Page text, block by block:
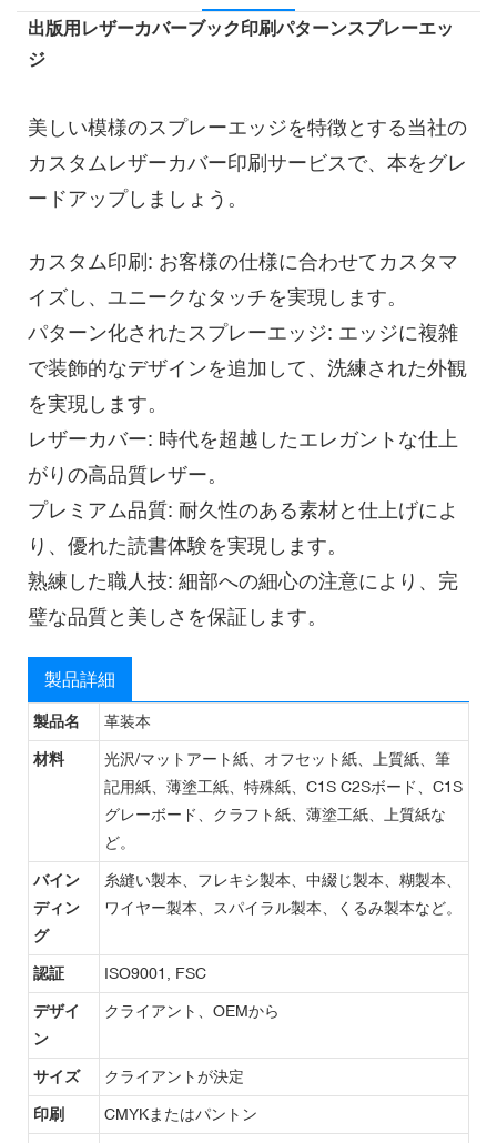
出版用レザーカバーブック印刷パターンスプレーエッ
ジ
美しい模様のスプレーエッジを特徴とする当社の
カスタムレザーカバー印刷サービスで、本をグレ
ードアップしましょう。
カスタム印刷: お客様の仕様に合わせてカスタマ
イズし、ユニークなタッチを実現します。
パターン化されたスプレーエッジ: エッジに複雑
で装飾的なデザインを追加して、洗練された外観
を実現します。
レザーカバー: 時代を超越したエレガントな仕上
がりの高品質レザー。
プレミアム品質: 耐久性のある素材と仕上げによ
り、優れた読書体験を実現します。
熟練した職人技: 細部への細心の注意により、完
璧な品質と美しさを保証します。
製品詳細
製品名 革装本
材料
光沢/マットアート紙、オフセット紙、上質紙、筆
記用紙、薄塗工紙、特殊紙、C1S C2Sボード、C1S
グレーボード、クラフト紙、薄塗工紙、上質紙な
ど。
バイン
ディン
グ
糸縫い製本、フレキシ製本、中綴じ製本、糊製本、
ワイヤー製本、スパイラル製本、くるみ製本など。
認証 ISO9001, FSC
デザイ
ン
クライアント、OEMから
サイズ クライアントが決定
印刷 CMYKまたはパントン